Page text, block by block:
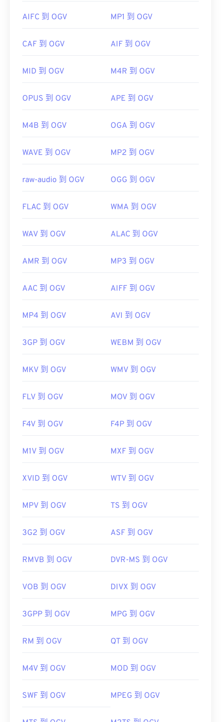
此外，M4A 檔案可在 VLC 媒體播放器
啟。
實用連結：
https://www.loc.gov/preservation/digital/formats/fdd/
VLC 媒體播放器 是開啟 OGV 檔案的最佳選擇。
Winamp
OGV 可以在Windows Media PlayerWindows Media
href="https://www.xiph.org/dshow/">DirectShow
DirectShow 的，則無需此過濾器。
開發者： Xiph.Org 基金會
https://en.wikipedia.org/wiki/Ogg
AIFC 到 OGV MP1 到 OGV
CAF 到 OGV AIF 到 OGV
MID 到 OGV M4R 到 OGV
OPUS 到 OGV APE 到 OGV
M4B 到 OGV OGA 到 OGV
WAVE 到 OGV MP2 到 OGV
raw-audio 到 OGV OGG 到 OGV
FLAC 到 OGV WMA 到 OGV
WAV 到 OGV ALAC 到 OGV
AMR 到 OGV MP3 到 OGV
AAC 到 OGV AIFF 到 OGV
MP4 到 OGV AVI 到 OGV
3GP 到 OGV WEBM 到 OGV
MKV 到 OGV WMV 到 OGV
FLV 到 OGV MOV 到 OGV
F4V 到 OGV F4P 到 OGV
M1V 到 OGV MXF 到 OGV
XVID 到 OGV WTV 到 OGV
MPV 到 OGV TS 到 OGV
3G2 到 OGV ASF 到 OGV
RMVB 到 OGV DVR-MS 到 OGV
VOB 到 OGV DIVX 到 OGV
3GPP 到 OGV MPG 到 OGV
RM 到 OGV QT 到 OGV
M4V 到 OGV MOD 到 OGV
SWF 到 OGV MPEG 到 OGV